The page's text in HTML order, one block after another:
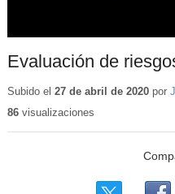
Evaluación de
Subido el 27 de abril de 2020por
86visualizaciones